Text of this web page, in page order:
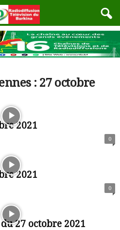
: 27 octobre
2021
0
2021
0
27 octobre 2021